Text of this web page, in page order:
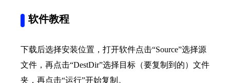
软件教程
下载后选择安装位置，打开软件点击“Source”选择源
文件，再点击“DestDir”选择目标（要复制到的）文件
夹，再点击“运行”开始复制。